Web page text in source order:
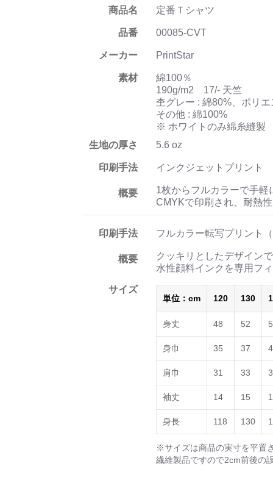
商品名 定番Ｔシャツ
品番 00085-CVT
メーカー PrintStar
素材
綿100％
190g/m2 17/- 天竺
杢グレー : 綿80%、ポリ
その他 : 綿100%
※ ホワイトのみ綿糸縫製
生地の厚さ
5.6 oz
印刷手法 インクジェットプリント
概要
1枚からフルカラーで手
CMYKで印刷され、耐熱
印刷手法 フルカラー転写プリント
概要
クッキリとしたデザイン
水性顔料インクを専用フ
サイズ
単位：cm 120 130
身丈 48 52
身巾 35 37
肩巾 31 33
袖丈 14 15
身長 118 130
※サイズは商品の実寸を平置
繊維製品ですので2cm前後の